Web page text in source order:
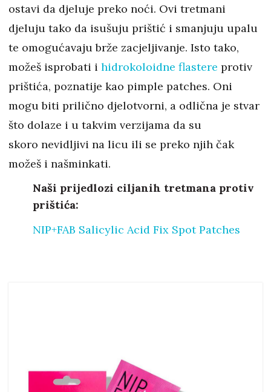
ostavi da djeluje preko noći. Ovi tretmani
djeluju tako da isušuju prištić i smanjuju upalu
te omogućavaju brže zacjeljivanje. Isto tako,
možeš isprobati i hidrokoloidne flastere protiv
prištića, poznatije kao pimple patches. Oni
mogu biti prilično djelotvorni, a odlična je stvar
što dolaze i u takvim verzijama da su
skoro nevidljivi na licu ili se preko njih čak
možeš i našminkati.
Naši prijedlozi ciljanih tretmana protiv
prištića:
NIP+FAB Salicylic Acid Fix Spot Patches